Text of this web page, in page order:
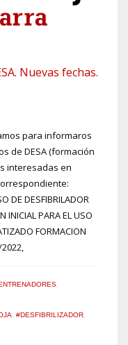
Nuevas fechas.
para informaros
de DESA (formación
interesadas en
DE DESFIBRILADOR
INICIAL PARA EL USO
FORMACION
#DESFIBRILIZADOR